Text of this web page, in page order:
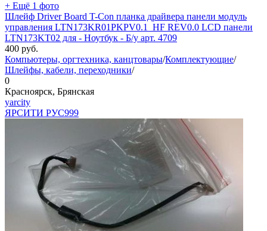
+ Ещё 1 фото
Шлейф Driver Board T-Con планка драйвера панели модуль
управления LTN173KR01PKPV0.1_HF REV0.0 LCD панели
LTN173KT02 для - Ноутбук - Б/у арт. 4709
400 руб.
Компьютеры, оргтехника, канцтовары/Комплектующие/
Шлейфы, кабели, переходники/
0
Красноярск, Брянская
yarcity
ЯРСИТИ РУС999